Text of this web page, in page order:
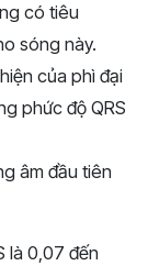
có tiêu
sóng này.
của phì đại
phức độ QRS
âm đầu tiên
là 0,07 đến